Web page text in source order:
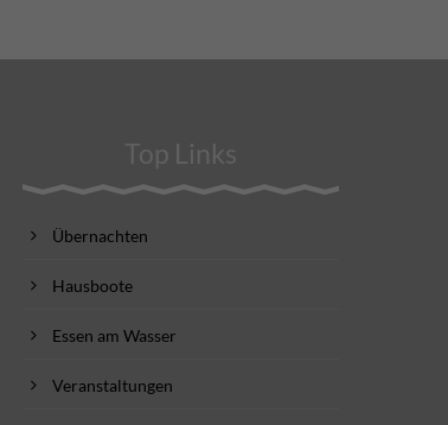
Top Links
Übernachten
Hausboote
Essen am Wasser
Veranstaltungen